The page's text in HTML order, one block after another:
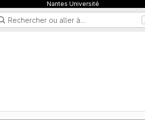
Nantes Université
Rechercher ou aller à…